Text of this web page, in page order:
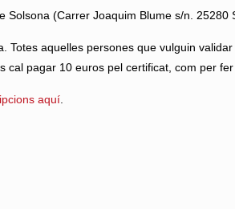
Solsona (Carrer Joaquim Blume s/n. 25280
Totes aquelles persones que vulguin
cal pagar 10 euros pel certificat, com per
aquí